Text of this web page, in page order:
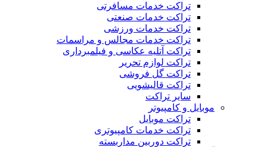
تراکت خدمات مسافرتی
تراکت خدمات صنعتی
تراکت خدمات ورزشی
تراکت خدمات مجالس و مراسمات
تراکت آتلیه عکاسی و فیلمبرداری
تراکت لوازم تحریر
تراکت گل فروشی
تراکت قالیشویی
سایر تراکت
موبایل و کامپیوتر
تراکت موبایل
تراکت خدمات کامپیوتری
تراکت دوربین مداربسته